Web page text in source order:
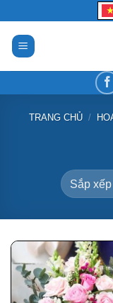
nội
dung
TRANG CHỦ /